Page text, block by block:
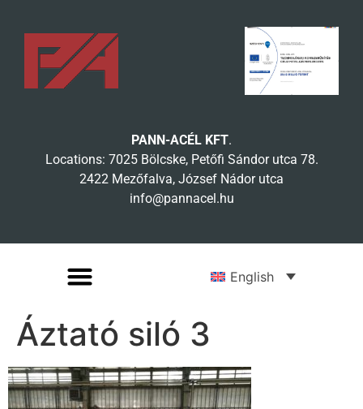
PANN-ACÉL KFT.
Locations: 7025 Bölcske, Petőfi Sándor utca 78.
2422 Mezőfalva, József Nádor utca
info@pannacel.hu
English
Áztató siló 3